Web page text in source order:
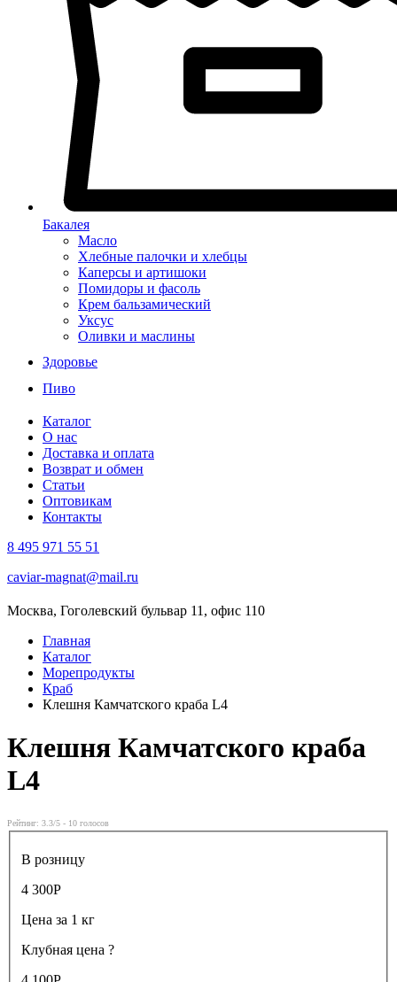
Бакалея
Масло
Хлебные палочки и хлебцы
Каперсы и артишоки
Помидоры и фасоль
Крем бальзамический
Уксус
Оливки и маслины
Здоровье
Пиво
Каталог
О нас
Доставка и оплата
Возврат и обмен
Статьи
Оптовикам
Контакты
8 495 971 55 51
caviar-magnat@mail.ru
Москва, Гоголевский бульвар 11, офис 110
Главная
Каталог
Морепродукты
Краб
Клешня Камчатского краба L4
Клешня Камчатского краба
L4
Рейтинг: 3.3/5 - 10 голосов
В розницу
4 300Р
Цена за 1 кг
Клубная цена ?